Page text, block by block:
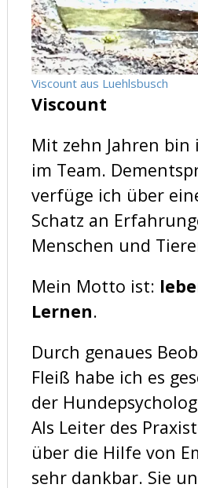
Viscount aus Luehlsbusch
Viscount
Mit zehn Jahren bin
im Team.
verfüge ich über
Schatz an
Menschen und
Mein Motto ist:
Lernen.
Durch genaues
Fleiß habe ich es
der
Als Leiter des
über die Hilfe von
sehr dankbar. Sie